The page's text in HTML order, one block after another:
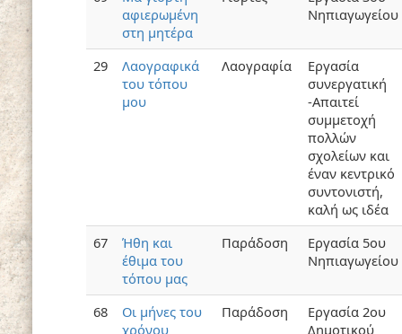
αφιερωμένη
στη μητέρα
Νηπιαγωγείου
29
Λαογραφικά
του τόπου
μου
Λαογραφία
Εργασία
συνεργατική
-Απαιτεί
συμμετοχή
πολλών
σχολείων και
έναν κεντρικό
συντονιστή,
καλή ως ιδέα
67
Ήθη και
έθιμα του
τόπου μας
Παράδοση
Εργασία 5ου
Νηπιαγωγείου
68
Οι μήνες του
χρόνου
Παράδοση
Εργασία 2ου
Δημοτικού